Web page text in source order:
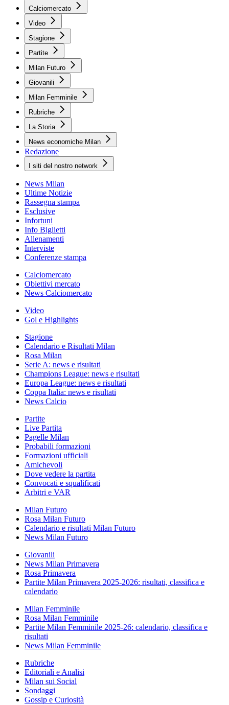
Calciomercato
Video
Stagione
Partite
Milan Futuro
Giovanili
Milan Femminile
Rubriche
La Storia
News economiche Milan
Redazione
I siti del nostro network
News Milan
Ultime Notizie
Rassegna stampa
Esclusive
Infortuni
Info Biglietti
Allenamenti
Interviste
Conferenze stampa
Calciomercato
Obiettivi mercato
News Calciomercato
Video
Gol e Highlights
Stagione
Calendario e Risultati Milan
Rosa Milan
Serie A: news e risultati
Champions League: news e risultati
Europa League: news e risultati
Coppa Italia: news e risultati
News Calcio
Partite
Live Partita
Pagelle Milan
Probabili formazioni
Formazioni ufficiali
Amichevoli
Dove vedere la partita
Convocati e squalificati
Arbitri e VAR
Milan Futuro
Rosa Milan Futuro
Calendario e risultati Milan Futuro
News Milan Futuro
Giovanili
News Milan Primavera
Rosa Primavera
Partite Milan Primavera 2025-2026: risultati, classifica e
calendario
Milan Femminile
Rosa Milan Femminile
Partite Milan Femminile 2025-26: calendario, classifica e
risultati
News Milan Femminile
Rubriche
Editoriali e Analisi
Milan sui Social
Sondaggi
Gossip e Curiosità